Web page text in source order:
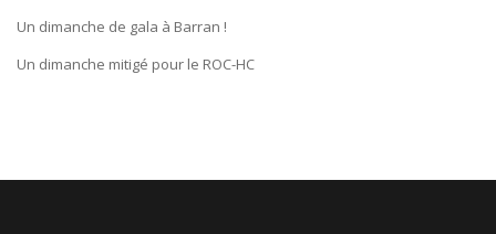
Un dimanche de gala à Barran !
Un dimanche mitigé pour le ROC-HC